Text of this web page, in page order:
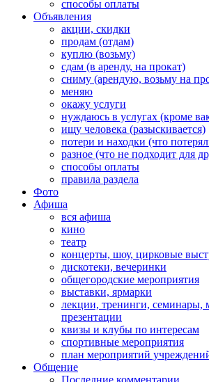
способы оплаты
Объявления
акции, скидки
продам (отдам)
куплю (возьму)
сдам (в аренду, на прокат)
сниму (арендую, возьму на
меняю
окажу услуги
нуждаюсь в услугах (кроме
ищу человека (разыскивается)
потери и находки (что
разное (что не подходит для
способы оплаты
правила раздела
Фото
Афиша
вся афиша
кино
театр
концерты, шоу, цирковые
дискотеки, вечеринки
общегородские мероприятия
выставки, ярмарки
лекции, тренинги, семинары,
презентации
квизы и клубы по интересам
спортивные мероприятия
план мероприятий
Общение
Последние комментарии